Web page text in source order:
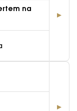
na